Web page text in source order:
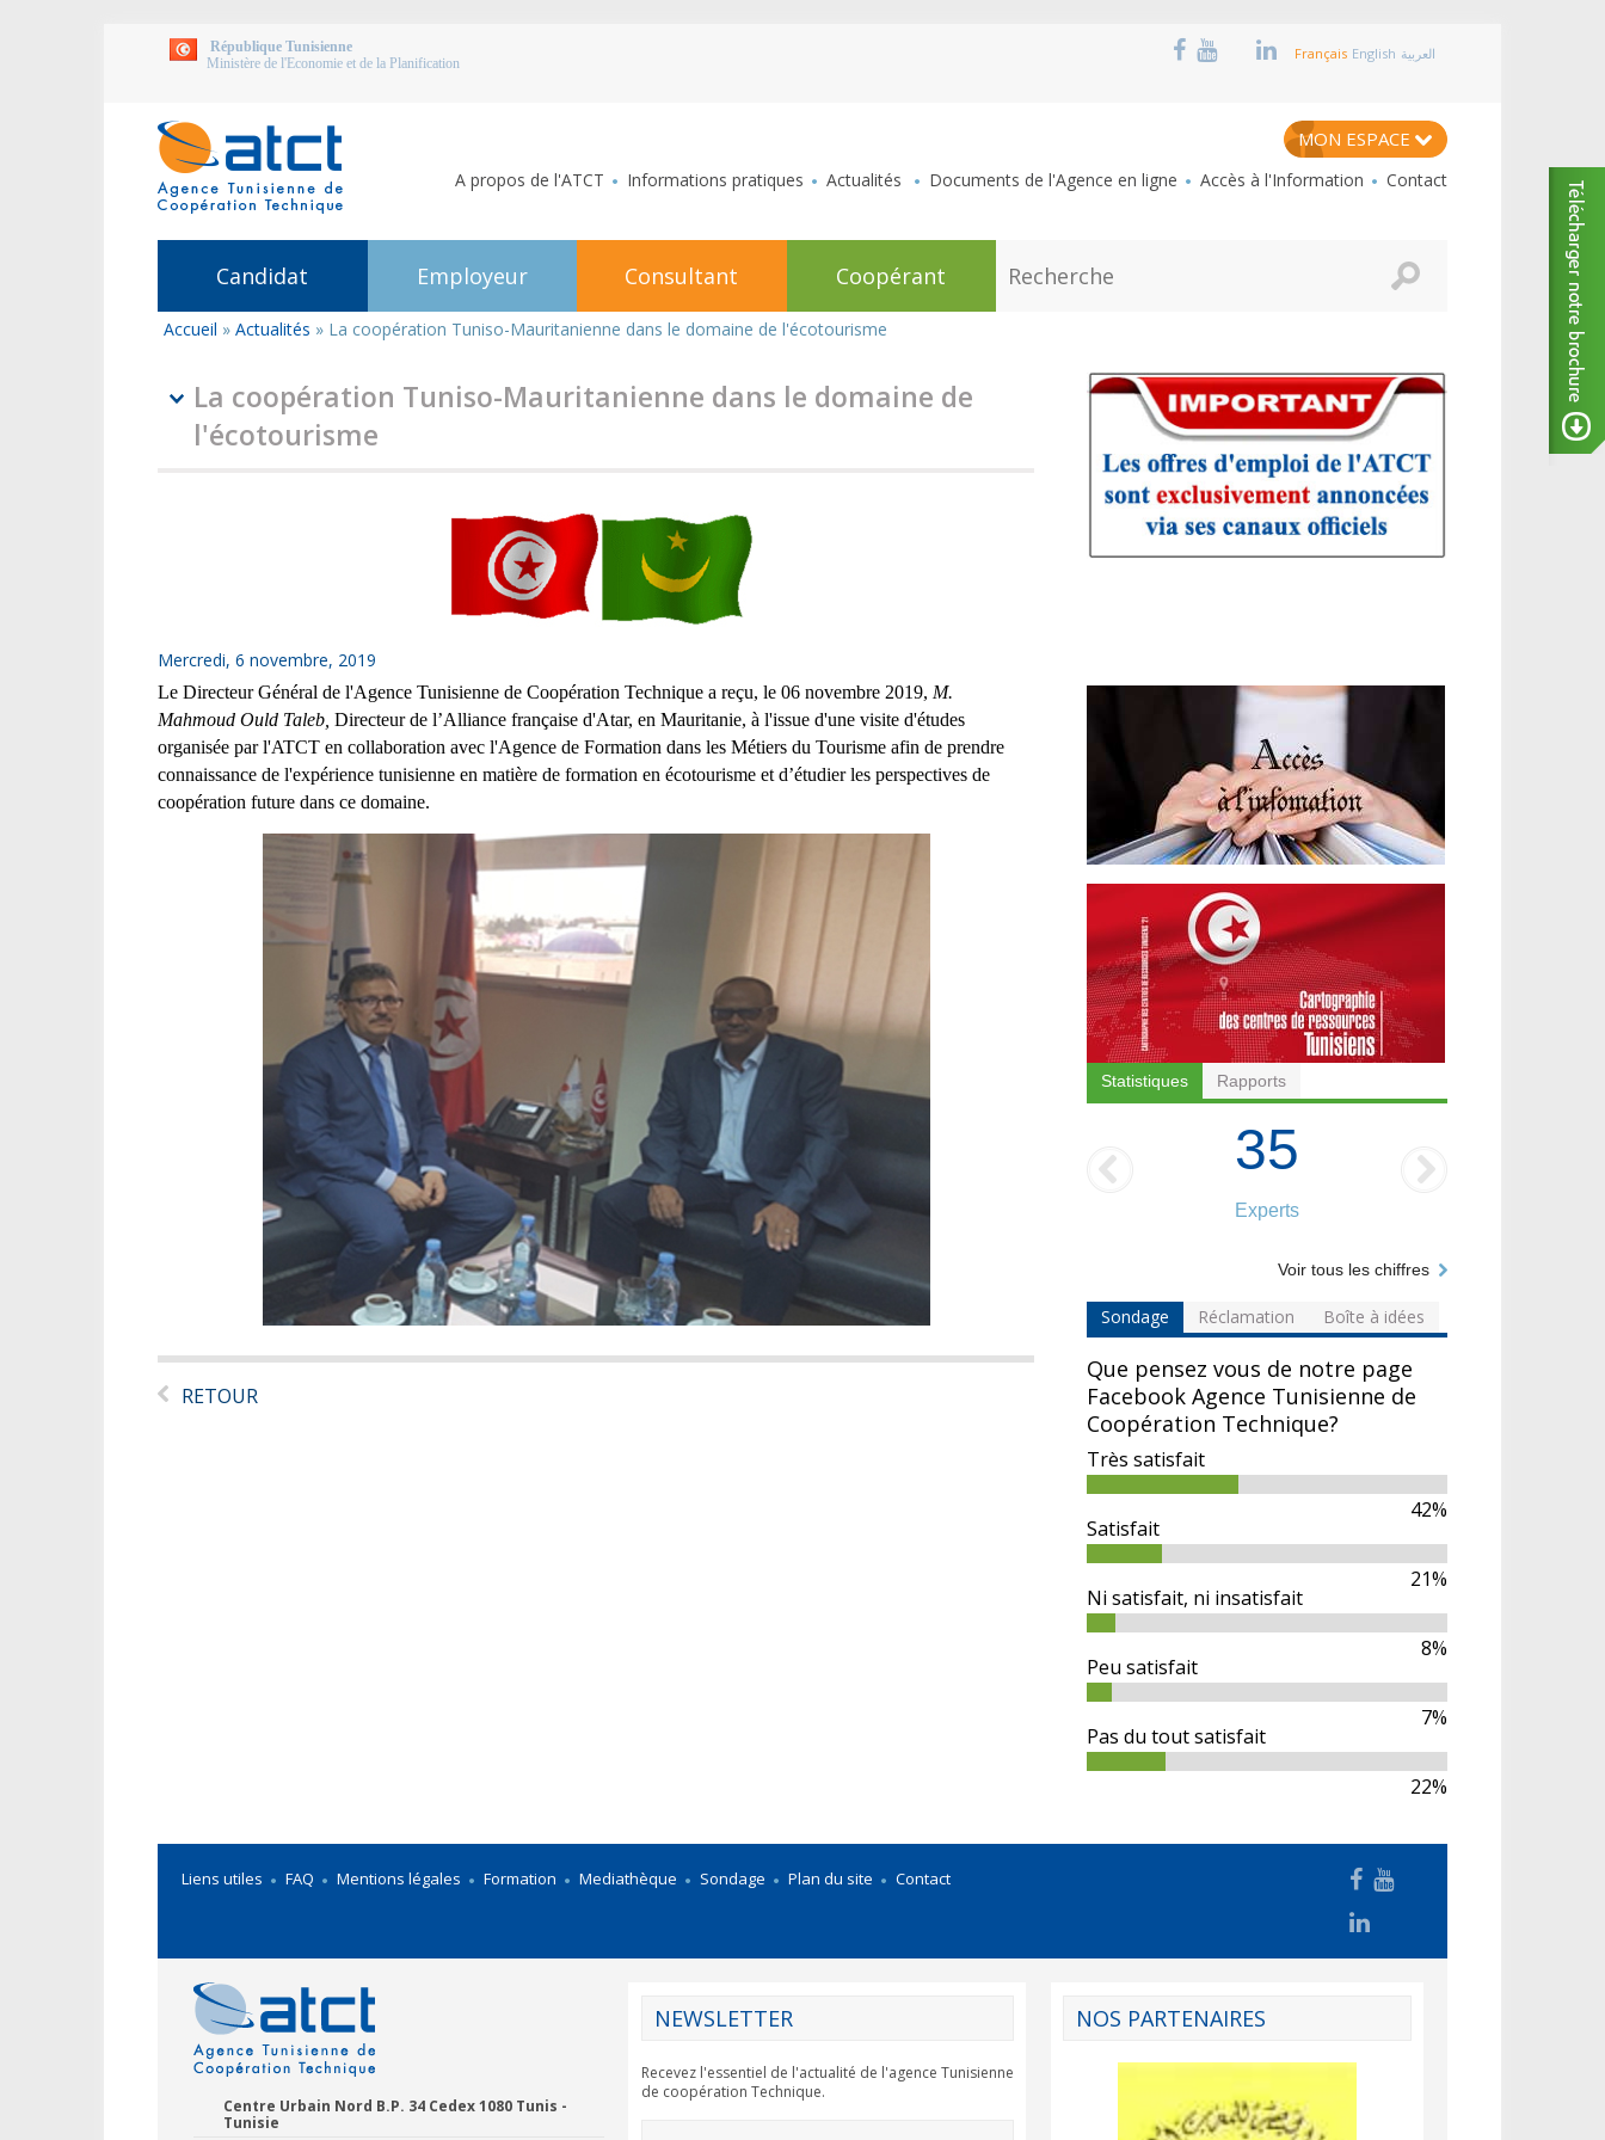
République Tunisienne
Ministère de l'Economie et de la Planification
Français English العربية
MON ESPACE
A propos de l'ATCT Informations pratiques Actualités Documents de l'Agence en ligne Accès à l'Information Contact
Candidat Employeur Consultant Coopérant e
Vous
Accueil » Actualités » La coopération Tuniso-Mauritanienne dans le domaine de l'écotourisme
La coopération Tuniso-Mauritanienne dans le domaine de
l'écotourisme
Mercredi, 6 novembre, 2019
Le Directeur Général de l'Agence Tunisienne de Coopération Technique a reçu, le 06 novembre 2019, M.
Mahmoud Ould Taleb, Directeur de l’Alliance française d'Atar, en Mauritanie, à l'issue d'une visite d'études
organisée par l'ATCT en collaboration avec l'Agence de Formation dans les Métiers du Tourisme afin de prendre
connaissance de l'expérience tunisienne en matière de formation en écotourisme et d’étudier les perspectives de
coopération future dans ce domaine.
RETOUR
Statistiques Rapports
35
Experts
Voir tous les chiffres
Sondage Réclamation Boîte à idées
Que pensez vous de notre page
Facebook Agence Tunisienne de
Coopération Technique?
Très satisfait
42%
Satisfait
21%
Ni satisfait, ni insatisfait
8%
Peu satisfait
7%
Pas du tout satisfait
22%
Liens utiles FAQ Mentions légales Formation Mediathèque Sondage Plan du site Contact
NOS PARTENAIRES
Centre Urbain Nord B.P. 34 Cedex 1080 Tunis -
Tunisie
NEWSLETTER
Recevez l'essentiel de l'actualité de l'agence Tunisienne
de coopération Technique.